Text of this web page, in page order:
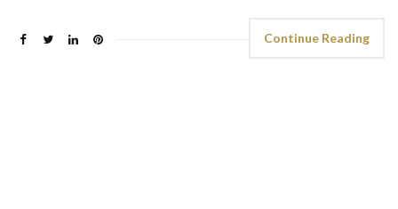
Continue Reading